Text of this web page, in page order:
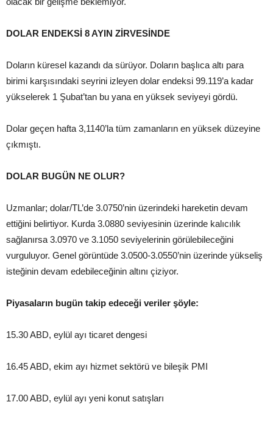
DOLAR ENDEKSİ 8 AYIN ZİRVESİNDE
Doların küresel kazandı da sürüyor. Doların başlıca altı para
birimi karşısındaki seyrini izleyen dolar endeksi 99.119’a kadar
yükselerek 1 Şubat’tan bu yana en yüksek seviyeyi gördü.
Dolar geçen hafta 3,1140’la tüm zamanların en yüksek düzeyine
çıkmıştı.
DOLAR BUGÜN NE OLUR?
Uzmanlar; dolar/TL’de 3.0750’nin üzerindeki hareketin devam
ettiğini belirtiyor. Kurda 3.0880 seviyesinin üzerinde kalıcılık
sağlanırsa 3.0970 ve 3.1050 seviyelerinin görülebileceğini
vurguluyor. Genel görüntüde 3.0500-3.0550’nin üzerinde yükseliş
isteğinin devam edebileceğinin altını çiziyor.
Piyasaların bugün takip edeceği veriler şöyle:
15.30 ABD, eylül ayı ticaret dengesi
16.45 ABD, ekim ayı hizmet sektörü ve bileşik PMI
17.00 ABD, eylül ayı yeni konut satışları